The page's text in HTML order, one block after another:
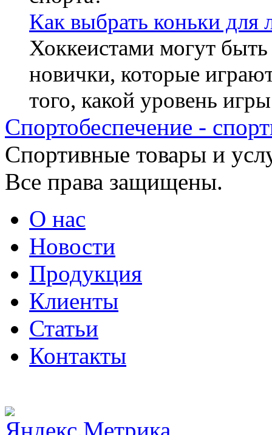
Как выбрать коньки для
Хоккеистами могут
новички, которые
того, какой уровень
Спортобеспечение -
Cпортивные товары и
Все права защищены.
О нас
Новости
Продукция
Клиенты
Статьи
Контакты